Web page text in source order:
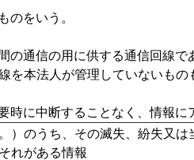
をいう。
通信の用に供する通信回線で
本法人が管理していないもの
中断することなく、情報に
）のうち、その滅失、紛失又
れがある情報